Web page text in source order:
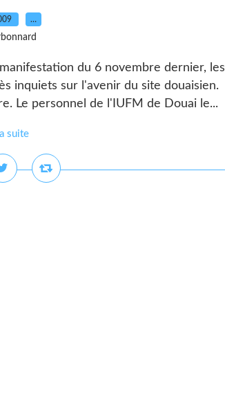
…
du 6 novembre dernier, les
inquiets sur l'avenir du site douaisien.
Le personnel de l'IUFM de Douai le...
suite